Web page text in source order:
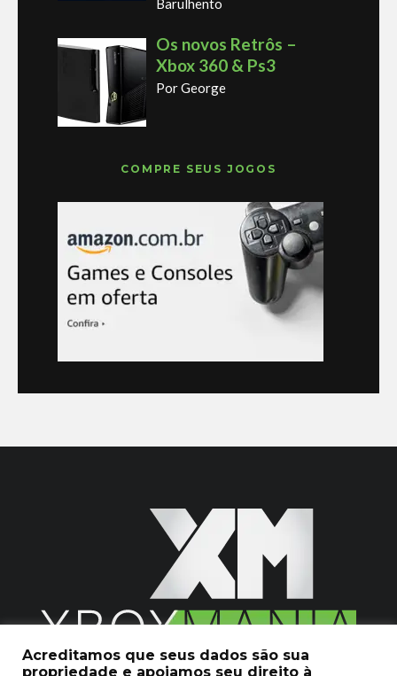
Barulhento
Os novos Retrôs –
Xbox 360 & Ps3
Por George
COMPRE SEUS JOGOS
2020 © Xboxmania. Todos os Direitos Reservados.
Acreditamos que seus dados são sua
propriedade e apoiamos seu direito à